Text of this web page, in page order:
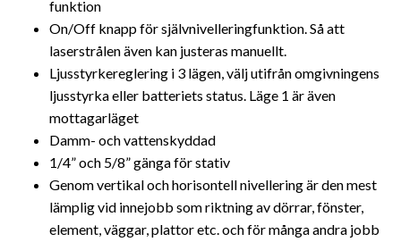
funktion
On/Off knapp för självnivelleringfunktion. Så att
laserstrålen även kan justeras manuellt.
Ljusstyrkereglering i 3 lägen, välj utifrån omgivningens
ljusstyrka eller batteriets status. Läge 1 är även
mottagarläget
Damm- och vattenskyddad
1/4” och 5/8” gänga för stativ
Genom vertikal och horisontell nivellering är den mest
lämplig vid innejobb som riktning av dörrar, fönster,
element, väggar, plattor etc. och för många andra jobb